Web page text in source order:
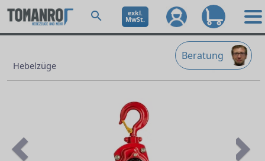
exkl.
MwSt.
Beratung
Hebelzüge